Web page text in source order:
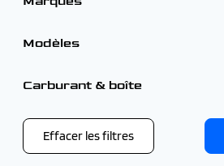
BMW (2)
CITROEN (112)
FORD (30)
KIA (2)
OMODA (1)
OMODA - JAECOO (1)
OPEL (1)
Modèles
PEUGEOT
PEUGEOT 2008 (40)
PEUGEOT 3008 (5)
PEUGEOT 3008 (2026) (16)
PEUGEOT 308 (1)
PEUGEOT 308 (2026) (26)
Carburant & boîte
Effacer les filtres